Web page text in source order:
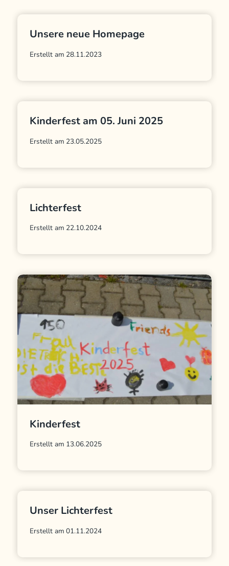
Unsere neue Homepage
Erstellt am 28.11.2023
Kinderfest am 05. Juni 2025
Erstellt am 23.05.2025
Lichterfest
Erstellt am 22.10.2024
Kinderfest
Erstellt am 13.06.2025
Unser Lichterfest
Erstellt am 01.11.2024